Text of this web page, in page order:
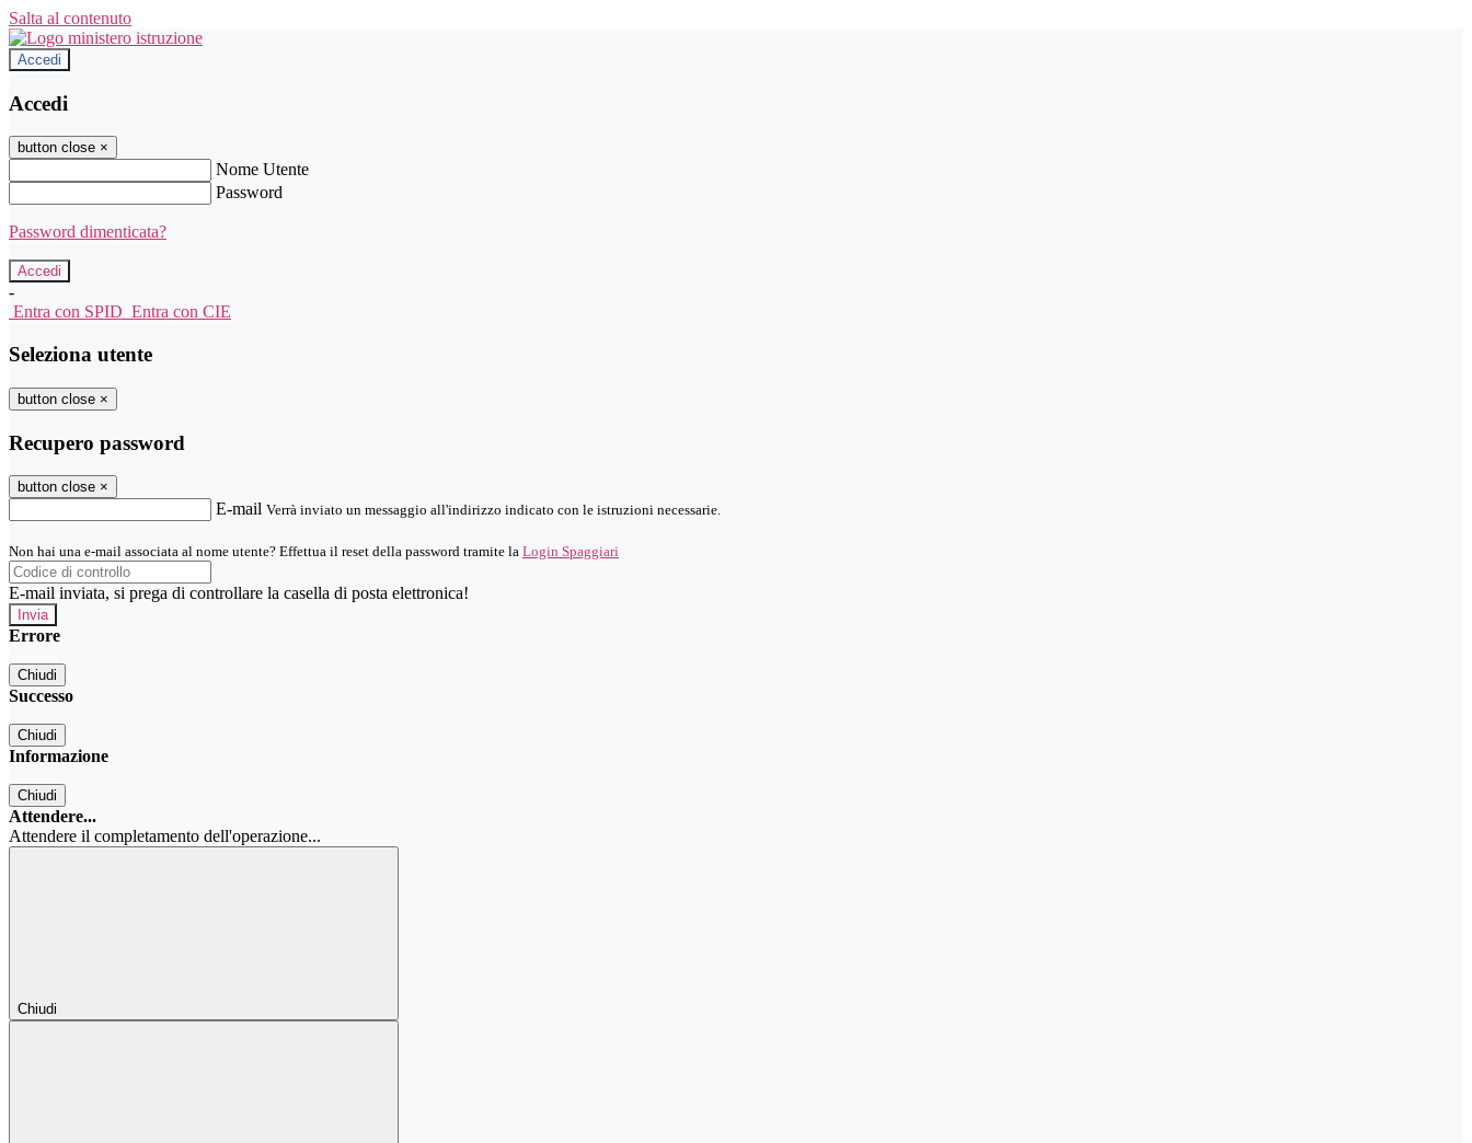
Salta al contenuto
Accedi
Accedi
button close ×
Nome Utente
Password
Password dimenticata?
-
Entra con SPID Entra con CIE
Seleziona utente
button close ×
Recupero password
button close ×
E-mail Verrà inviato un messaggio all'indirizzo indicato con le istruzioni necessarie.
Non hai una e-mail associata al nome utente? Effettua il reset della password tramite la Login Spaggiari
E-mail inviata, si prega di controllare la casella di posta elettronica!
Errore
Chiudi
Successo
Chiudi
Informazione
Chiudi
Attendere...
Attendere il completamento dell'operazione...
Chiudi